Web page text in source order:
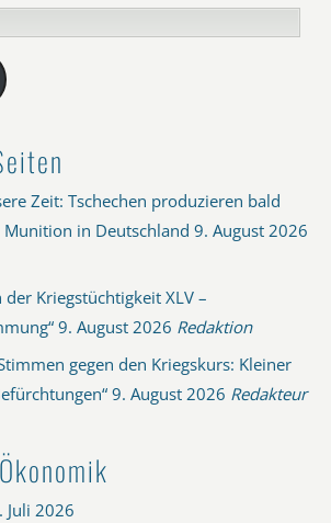
Zeit: Tschechen produzieren bald
in Deutschland 9. August 2026
Kriegstüchtigkeit XLV –
9. August 2026 Redaktion
gegen den Kriegskurs: Kleiner
9. August 2026 Redakteur
Juli 2026